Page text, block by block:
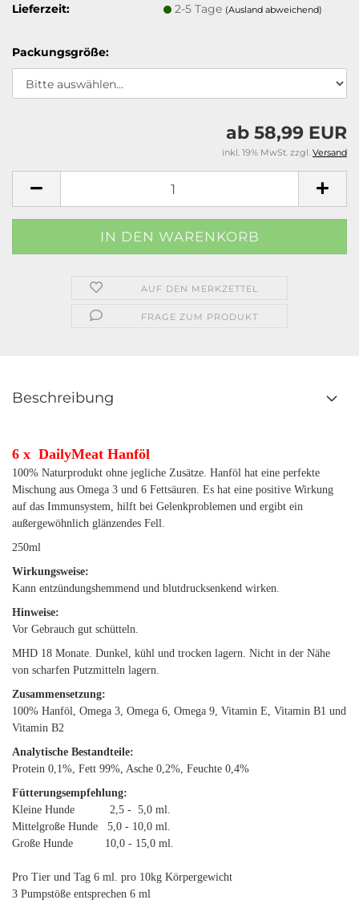
Lieferzeit: 2-5 Tage (Ausland abweichend)
Packungsgröße:
ab 58,99 EUR
inkl. 19% MwSt. zzgl. Versand
AUF DEN MERKZETTEL
FRAGE ZUM PRODUKT
Beschreibung
6 x DailyMeat Hanföl
100% Naturprodukt ohne jegliche Zusätze. Hanföl hat eine perfekte
Mischung aus Omega 3 und 6 Fettsäuren. Es hat eine positive Wirkung
auf das Immunsystem, hilft bei Gelenkproblemen und ergibt ein
außergewöhnlich glänzendes Fell.
250ml
Wirkungsweise:
Kann entzündungshemmend und blutdrucksenkend wirken.
Hinweise:
Vor Gebrauch gut schütteln.
MHD 18 Monate. Dunkel, kühl und trocken lagern. Nicht in der Nähe
von scharfen Putzmitteln lagern.
Zusammensetzung:
100% Hanföl, Omega 3, Omega 6, Omega 9, Vitamin E, Vitamin B1 und
Vitamin B2
Analytische Bestandteile:
Protein 0,1%, Fett 99%, Asche 0,2%, Feuchte 0,4%
Fütterungsempfehlung:
Kleine Hunde 2,5 - 5,0 ml.
Mittelgroße Hunde 5,0 - 10,0 ml.
Große Hunde 10,0 - 15,0 ml.
Pro Tier und Tag 6 ml. pro 10kg Körpergewicht
3 Pumpstöße entsprechen 6 ml